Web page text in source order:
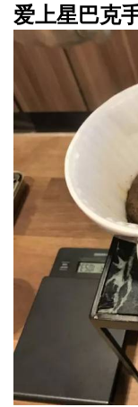
爱上星巴克